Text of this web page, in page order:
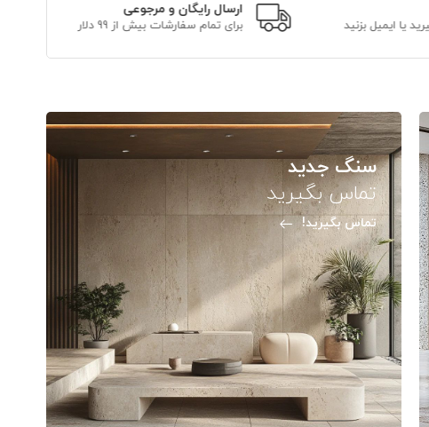
ارسال رایگان و مرجوعی
برای تمام سفارشات بیش از 99 دلار
سنگ جدید
تماس بگیرید
تماس بگیرید!